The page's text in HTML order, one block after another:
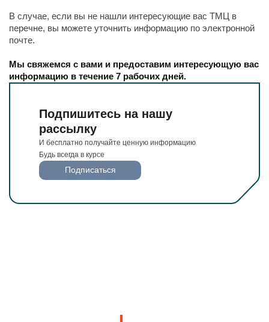
В случае, если вы не нашли интересующие вас ТМЦ в
перечне, вы можете уточнить информацию по электронной
почте.
Мы свяжемся с вами и предоставим интересующую вас
информацию в течение 7 рабочих дней.
Подпишитесь на нашу
рассылку
И бесплатно получайте ценную информацию
Будь всегда в курсе
Подписаться